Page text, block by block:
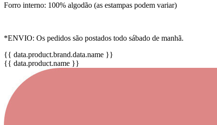
Forro interno: 100% algodão (as estampas podem variar)
*ENVIO: Os pedidos são postados todo sábado de manhã.
{{ data.product.brand.data.name }}
{{ data.product.name }}